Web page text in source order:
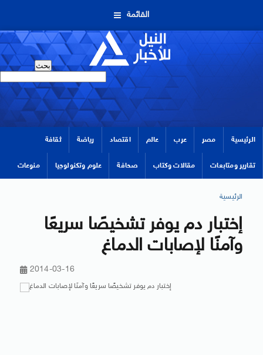
القائمة
الرئيسية مصر عرب عالم اقتصاد رياضة ثقافة
تقارير ومتابعات مقالات وكتاب صحافة علوم وتكنولوجيا منوعات
الرئيسية
إختبار دم يوفر تشخيصًا سريعًا
وآمنًا لإصابات الدماغ
2014-03-16